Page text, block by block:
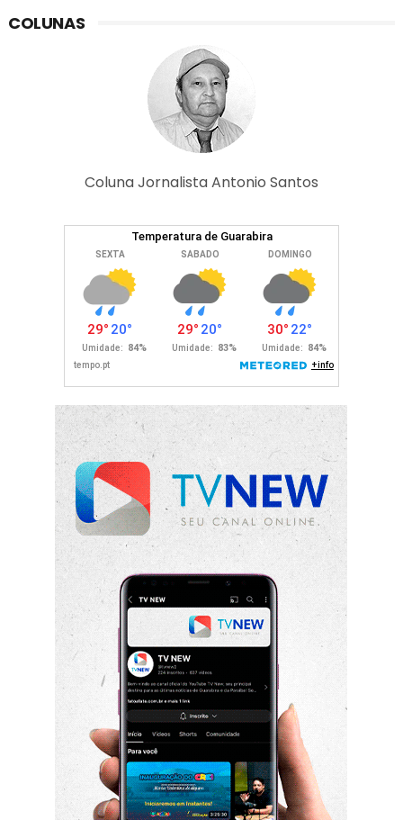
COLUNAS
Coluna Jornalista Antonio Santos